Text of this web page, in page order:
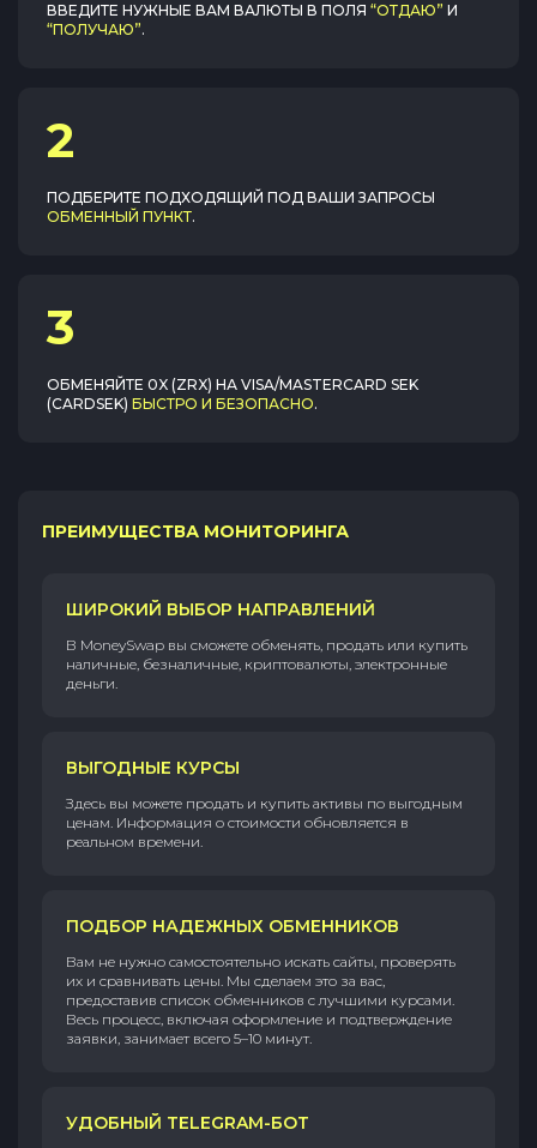
ВВЕДИТЕ НУЖНЫЕ ВАМ ВАЛЮТЫ В ПОЛЯ “ОТДАЮ” И
“ПОЛУЧАЮ”.
2
ПОДБЕРИТЕ ПОДХОДЯЩИЙ ПОД ВАШИ ЗАПРОСЫ
ОБМЕННЫЙ ПУНКТ.
3
ОБМЕНЯЙТЕ 0X (ZRX) НА VISA/MASTERCARD SEK
(CARDSEK) БЫСТРО И БЕЗОПАСНО.
ПРЕИМУЩЕСТВА МОНИТОРИНГА
ШИРОКИЙ ВЫБОР НАПРАВЛЕНИЙ
В MoneySwap вы сможете обменять, продать или купить
наличные, безналичные, криптовалюты, электронные
деньги.
ВЫГОДНЫЕ КУРСЫ
Здесь вы можете продать и купить активы по выгодным
ценам. Информация о стоимости обновляется в
реальном времени.
ПОДБОР НАДЕЖНЫХ ОБМЕННИКОВ
Вам не нужно самостоятельно искать сайты, проверять
их и сравнивать цены. Мы сделаем это за вас,
предоставив список обменников с лучшими курсами.
Весь процесс, включая оформление и подтверждение
заявки, занимает всего 5–10 минут.
УДОБНЫЙ TELEGRAM-БОТ